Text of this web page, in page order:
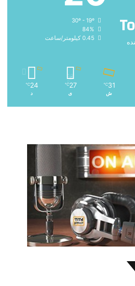
30º - 19º
84%
0.45 کیلومتر/ساعت
31
℃
ش
27
℃
ی
24
℃
د